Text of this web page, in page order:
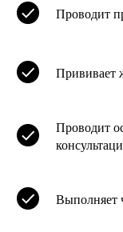
Проводит
Прививает
Проводит
Выполняет